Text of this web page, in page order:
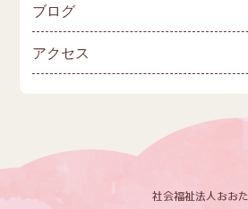
ブログ
アクセス
社会福祉法人おおた